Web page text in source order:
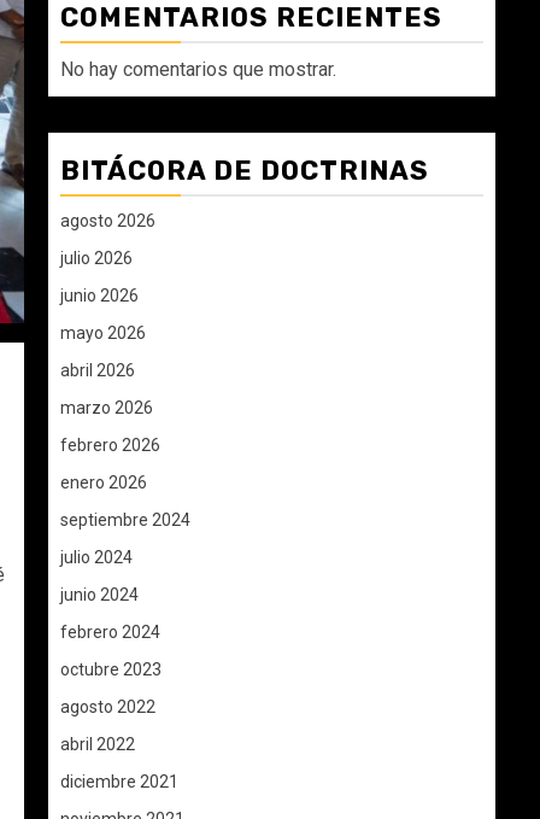
COMENTARIOS RECIENTES
No hay comentarios que mostrar.
BITÁCORA DE DOCTRINAS
agosto 2026
julio 2026
junio 2026
mayo 2026
abril 2026
marzo 2026
febrero 2026
enero 2026
septiembre 2024
julio 2024
junio 2024
febrero 2024
octubre 2023
agosto 2022
abril 2022
diciembre 2021